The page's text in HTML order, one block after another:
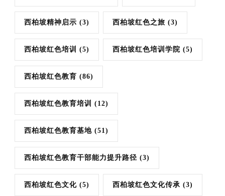
西柏坡精神启示 (3) 西柏坡红色之旅 (3)
西柏坡红色培训 (5) 西柏坡红色培训学院 (5)
西柏坡红色教育 (86)
西柏坡红色教育培训 (12)
西柏坡红色教育基地 (51)
西柏坡红色教育干部能力提升路径 (3)
西柏坡红色文化 (5) 西柏坡红色文化传承 (3)